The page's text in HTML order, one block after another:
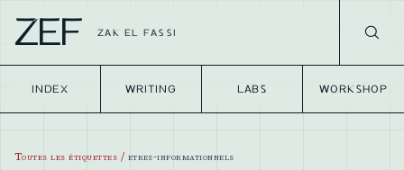
ZEF ZAK EL FASSI
INDEX WRITING LABS WORKSHOP
Toutes les étiquettes / etres-informationnels